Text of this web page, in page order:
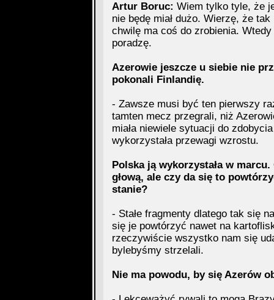
Artur Boruc: Wiem tylko tyle, że
nie będę miał dużo. Wierzę, że
chwilę ma coś do zrobienia.
poradzę.
Azerowie jeszcze u siebie nie
pokonali Finlandię.
- Zawsze musi być ten pierwszy
tamten mecz przegrali, niż
miała niewiele sytuacji do
wykorzystała przewagi wzrostu.
Polska ją wykorzystała w
głową, ale czy da się to
stanie?
- Stałe fragmenty dlatego tak się
się je powtórzyć nawet na
rzeczywiście wszystko nam się
bylebyśmy strzelali.
Nie ma powodu, by się Azerów